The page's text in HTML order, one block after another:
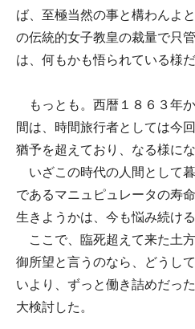
ば、至極当然の事と構わんよ
の伝統的女子教皇の裁量で只
は、何もかも悟られている様だ
もっとも。西暦１８６３年
間は、時間旅行者としては今
猶予を超えており、なる様に
いざこの時代の人間として
であるマニュピュレータの寿
生きようかは、今も悩み続ける
ここで、臨死超えて来た土
御所望と言うのなら、どうし
いより、ずっと働き詰めだっ
大検討した。